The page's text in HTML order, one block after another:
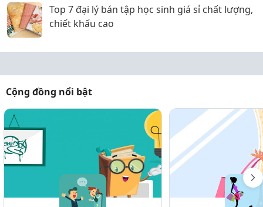
Top 7 đại lý bán tập học sinh giá sỉ chất lượng,
chiết khấu cao
Cộng đồng nổi bật